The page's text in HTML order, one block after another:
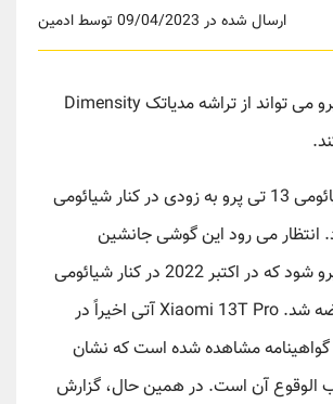
ارسال شده در 09/04/2023 توسط ادمین
شیائومی 13 تی پرو می تواند از تراشه مدیاتک Dimensity
انتظار می رود شیائومی 13 تی پرو به زودی در کنار شیائومی
انتظار می رود این گوشی جانشین
شیائومی 12 تی پرو شود که در اکتبر 2022 در کنار شیائومی
12 تی به بازار عرضه شد. Xiaomi 13T Pro آتی اخیراً در
مشاهده شده است که نشان
الوقوع آن است. در همین حال، گزارش